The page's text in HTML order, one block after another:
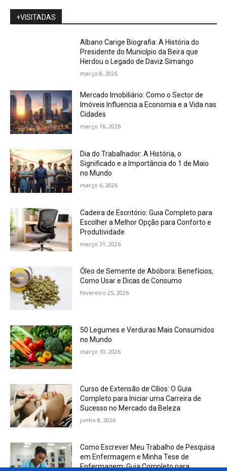
+VISITADAS
Albano Carige Biografia: A História do
Presidente do Município da Beira que
Herdou o Legado de Daviz Simango
março 8, 2026
Mercado Imobiliário: Como o Sector de
Imóveis Influencia a Economia e a Vida nas
Cidades
março 16, 2026
Dia do Trabalhador: A História, o
Significado e a Importância do 1 de Maio
no Mundo
março 6, 2026
Cadeira de Escritório: Guia Completo para
Escolher a Melhor Opção para Conforto e
Produtividade
março 31, 2026
Óleo de Semente de Abóbora: Benefícios,
Como Usar e Dicas de Consumo
fevereiro 25, 2026
50 Legumes e Verduras Mais Consumidos
no Mundo
março 10, 2026
Curso de Extensão de Cílios: O Guia
Completo para Iniciar uma Carreira de
Sucesso no Mercado da Beleza
junho 8, 2026
Como Escrever Meu Trabalho de Pesquisa
em Enfermagem e Minha Tese de
Enfermagem: Guia Completo para